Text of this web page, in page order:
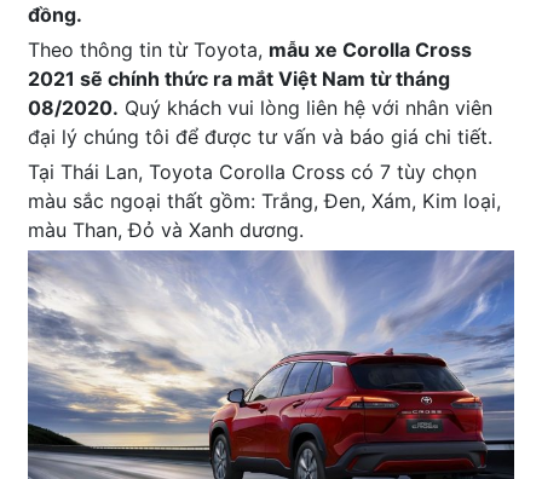
đồng.
Theo thông tin từ Toyota, mẫu xe Corolla Cross
2021 sẽ chính thức ra mắt Việt Nam từ tháng
08/2020. Quý khách vui lòng liên hệ với nhân viên
đại lý chúng tôi để được tư vấn và báo giá chi tiết.
Tại Thái Lan, Toyota Corolla Cross có 7 tùy chọn
màu sắc ngoại thất gồm: Trắng, Đen, Xám, Kim loại,
màu Than, Đỏ và Xanh dương.